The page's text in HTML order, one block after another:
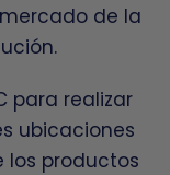
de la
para realizar
ubicaciones
los productos